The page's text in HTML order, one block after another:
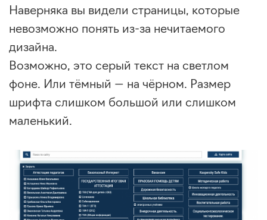
Наверняка вы видели страницы, которые
невозможно понять из-за нечитаемого
дизайна.
Возможно, это серый текст на светлом
фоне. Или тёмный — на чёрном. Размер
шрифта слишком большой или слишком
маленький.